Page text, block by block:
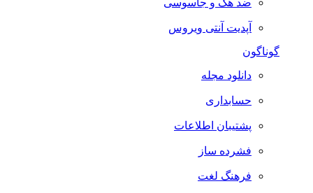
ضد هک و جاسوسی
آپدیت آنتی ویروس
گوناگون
دانلود مجله
حسابداری
پشتیبان اطلاعات
فشرده ساز
فرهنگ لغت